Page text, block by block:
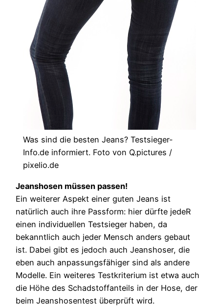
Was sind die besten Jeans? Testsieger-
Info.de informiert. Foto von Q.pictures /
pixelio.de
Jeanshosen müssen passen!
Ein weiterer Aspekt einer guten Jeans ist
natürlich auch ihre Passform: hier dürfte jedeR
einen individuellen Testsieger haben, da
bekanntlich auch jeder Mensch anders gebaut
ist. Dabei gibt es jedoch auch Jeanshoser, die
eben auch anpassungsfähiger sind als andere
Modelle. Ein weiteres Testkriterium ist etwa auch
die Höhe des Schadstoffanteils in der Hose, der
beim Jeanshosentest überprüft wird.